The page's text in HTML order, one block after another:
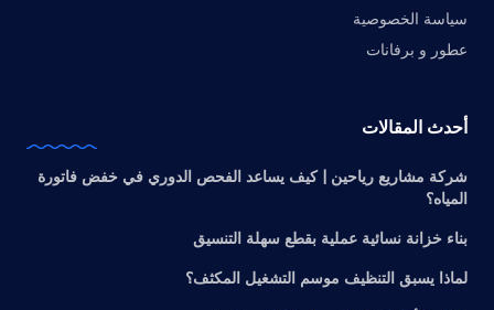
سياسة الخصوصية
عطور و برفانات
أحدث المقالات
شركة مشاريع رياحين | كيف يساعد الفحص الدوري في خفض فاتورة
المياه؟
بناء خزانة نسائية عملية بقطع سهلة التنسيق
لماذا يسبق التنظيف موسم التشغيل المكثف؟